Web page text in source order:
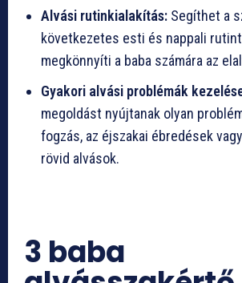
Alvási rutinkialakítás: Segíthet a
következetes esti és nappali
megkönnyíti a baba számára az
Gyakori alvási problémák
megoldást nyújtanak olyan
fogzás, az éjszakai ébredések
rövid alvások.
3 baba